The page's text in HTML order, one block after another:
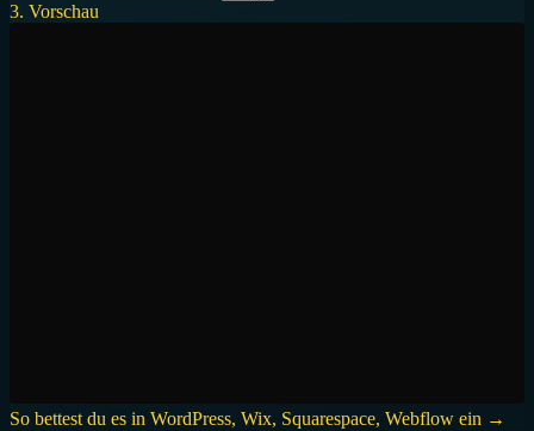
3. Vorschau
So bettest du es in WordPress, Wix, Squarespace, Webflow ein →